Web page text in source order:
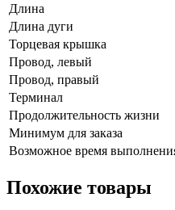
Длина
Длина дуги
Торцевая крышка
Провод, левый
Провод, правый
Терминал
Продолжительность жизни
Минимум для заказа
Возможное время
Похожие товары